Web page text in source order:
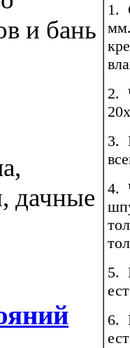
1.
2.
3.
4.
5.
6.